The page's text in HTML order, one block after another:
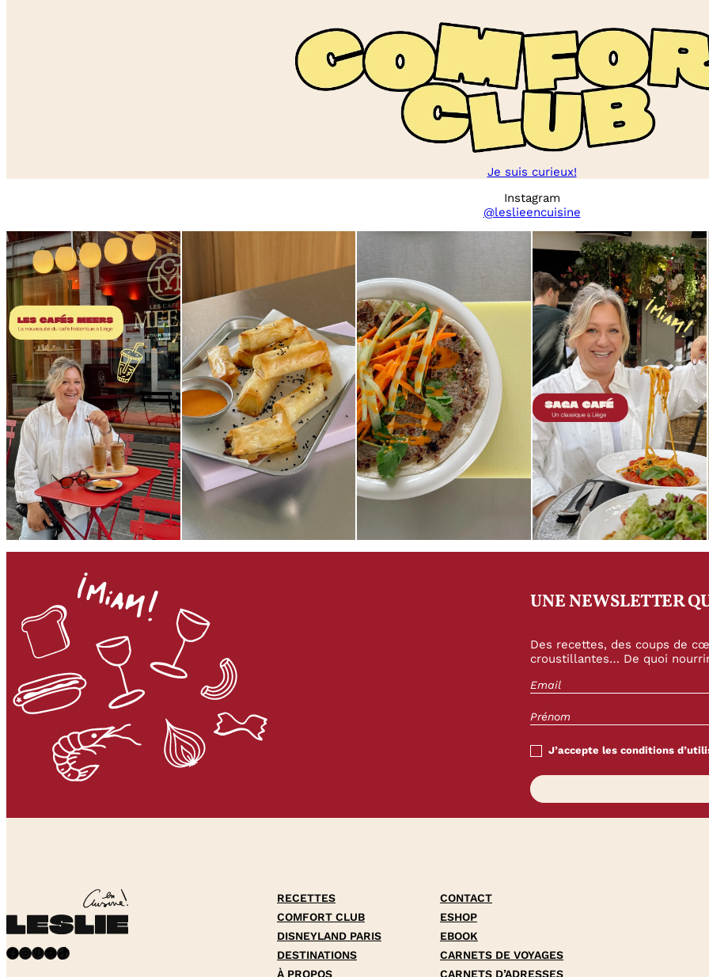
Je suis curieux!
Instagram
@leslieencuisine
UNE NEWSLETTER
Des recettes, des coups de
croustillantes… De quoi
J’accepte les conditions
Facebook InstagramPinterest YouTube TikTok
RECETTES
COMFORT CLUB
DISNEYLAND PARIS
DESTINATIONS
À PROPOS
CONTACT
ESHOP
EBOOK
CARNETS DE VOYAGES
CARNETS D’ADRESSES